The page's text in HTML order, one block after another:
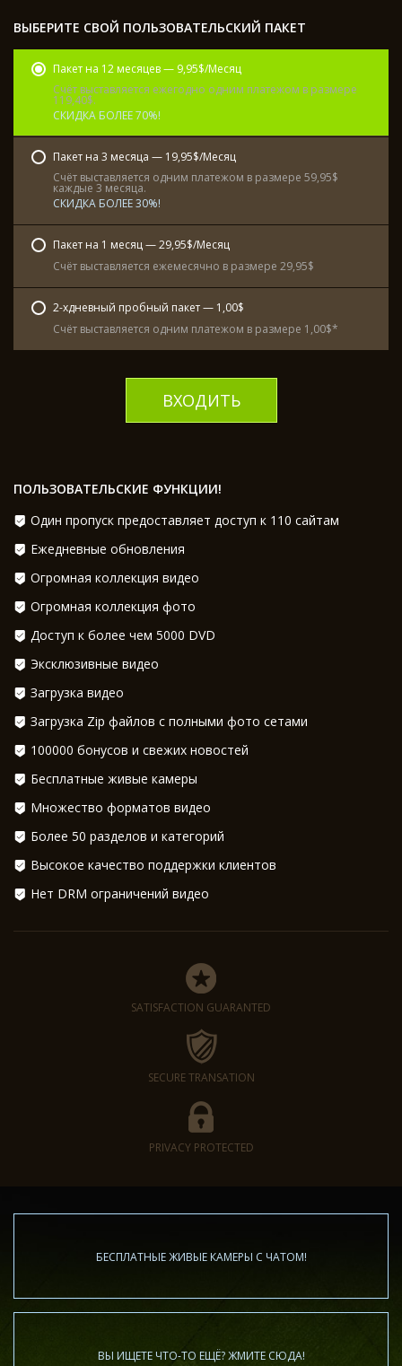
ВЫБЕРИТЕ СВОЙ ПОЛЬЗОВАТЕЛЬСКИЙ ПАКЕТ
Пакет на 12 месяцев — 9,95$/Месяц
Счёт выставляется ежегодно одним платежом в размере
119,40$.
СКИДКА БОЛЕЕ 70%!
Пакет на 3 месяца — 19,95$/Месяц
Счёт выставляется одним платежом в размере 59,95$
каждые 3 месяца.
СКИДКА БОЛЕЕ 30%!
Пакет на 1 месяц — 29,95$/Месяц
Счёт выставляется ежемесячно в размере 29,95$
2-хдневный пробный пакет — 1,00$
Счёт выставляется одним платежом в размере 1,00$*
ВХОДИТЬ
ПОЛЬЗОВАТЕЛЬСКИЕ ФУНКЦИИ!
Один пропуск предоставляет доступ к 110 сайтам
Ежедневные обновления
Огромная коллекция видео
Огромная коллекция фото
Доступ к более чем 5000 DVD
Эксклюзивные видео
Загрузка видео
Загрузка Zip файлов с полными фото сетами
100000 бонусов и свежих новостей
Бесплатные живые камеры
Множество форматов видео
Более 50 разделов и категорий
Высокое качество поддержки клиентов
Нет DRM ограничений видео
SATISFACTION GUARANTED
SECURE TRANSATION
PRIVACY PROTECTED
БЕСПЛАТНЫЕ ЖИВЫЕ КАМЕРЫ С ЧАТОМ!
ВЫ ИЩЕТЕ ЧТО-ТО ЕЩЁ? ЖМИТЕ СЮДА!